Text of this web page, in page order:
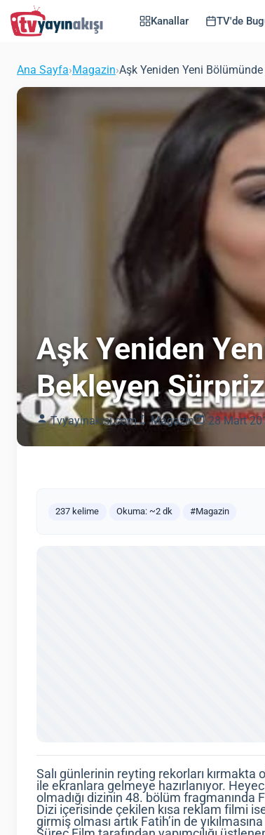
Kanallar TV'de
Ana Sayfa›Magazin›Aşk Yeniden Yeni
Aşk Yeniden
Bekleyen
Tvyayinakisi.com Magazin 28 Mart
237 kelime Okuma: ~2 dk #Magazin
Salı günlerinin reyting rekorları
ile ekranlara gelmeye hazırlanıyor.
olmadığı dizinin 48. bölüm fragmanında
Dizi içerisinde çekilen kısa reklam filmi
girmiş olması artık Fatih’in de